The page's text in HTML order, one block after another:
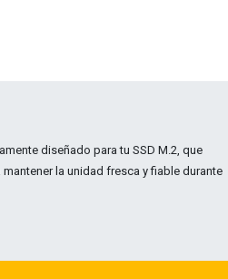
diseñado para tu SSD M.2, que
la unidad fresca y fiable durante